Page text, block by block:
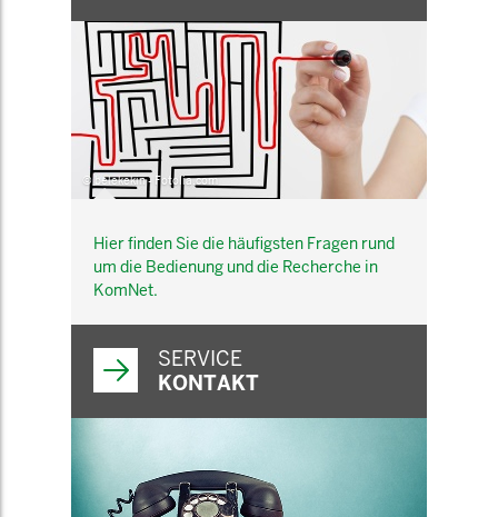
© belekekin - Fotolia.com
Hier finden Sie die häufigsten Fragen rund
um die Bedienung und die Recherche in
KomNet.
SERVICE
KONTAKT